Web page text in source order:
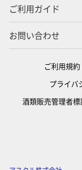
ご利用ガイド
お問い合わせ
ご利用規約
プライバ
酒類販売管理者